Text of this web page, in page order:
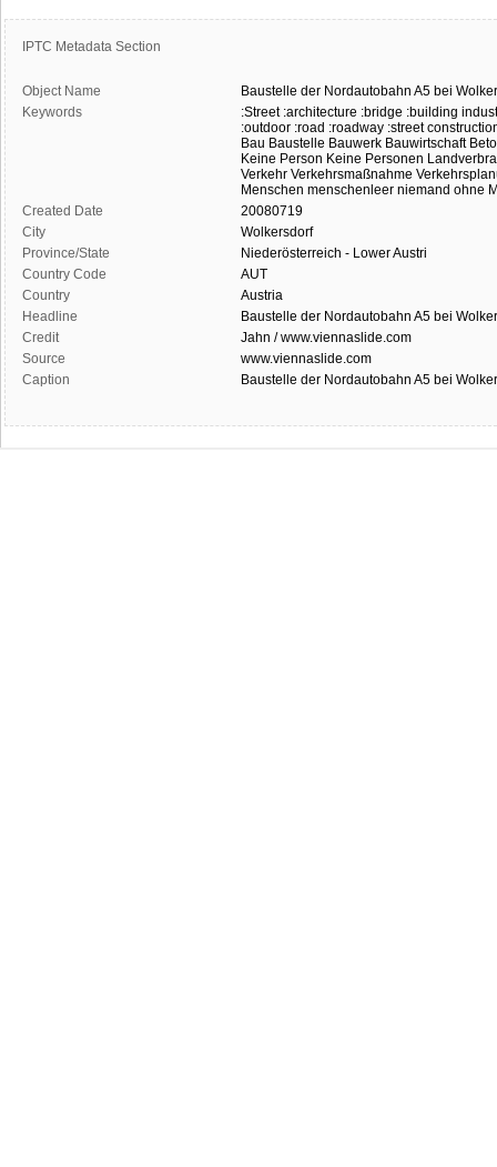
IPTC Metadata Section
Object Name Baustelle der Nordautobahn A5 bei
Keywords
:Street :architecture :bridge :building
:outdoor :road :roadway :street
Bau Baustelle Bauwerk Bauwirtschaft
Keine Person Keine Personen
Verkehr Verkehrsmaßnahme
Menschen menschenleer niemand ohne
Created Date
20080719
City
Wolkersdorf
Province/State
Niederösterreich - Lower Austri
Country Code
AUT
Country
Austria
Headline
Baustelle der Nordautobahn A5 bei
Credit
Jahn / www.viennaslide.com
Source
www.viennaslide.com
Caption
Baustelle der Nordautobahn A5 bei